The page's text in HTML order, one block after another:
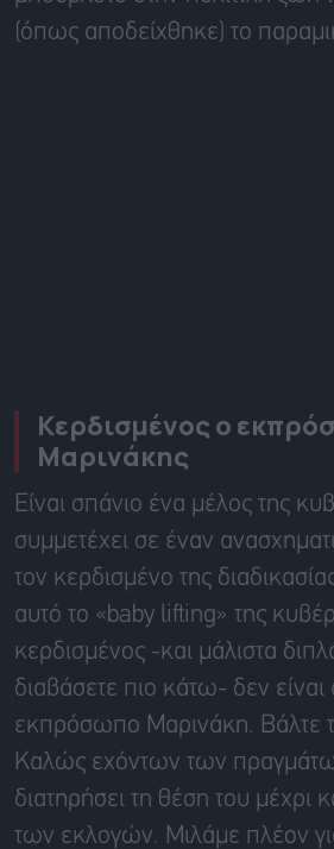
(όπως αποδείχθηκε) το
Κερδισμένος ο
Μαρινάκης
Είναι σπάνιο ένα μέλος της
συμμετέχει σε έναν
τον κερδισμένο της
αυτό το «baby lifting» της
κερδισμένος -και μάλιστα
διαβάσετε πιο κάτω- δεν
εκπρόσωπο Μαρινάκη. Βάλτε
Καλώς εχόντων των
διατηρήσει τη θέση του μέχρι
των εκλογών. Μιλάμε πλέον για